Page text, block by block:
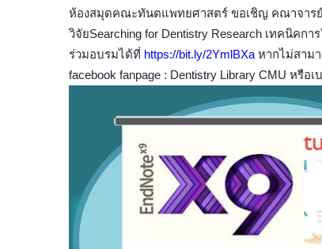
ห้องสมุดคณะทันตแพทยศาสตร์ ขอเชิญ คณาจารย์
วิจัยSearching for Dentistry Research เทคนิคก
ร่วมอบรมได้ที่ https://bit.ly/2YmlBXa หากไม่สาม
facebook fanpage : Dentistry Library CMU หรือเ